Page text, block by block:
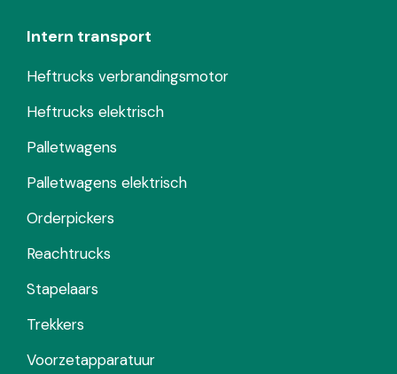
Intern transport
Heftrucks verbrandingsmotor
Heftrucks elektrisch
Palletwagens
Palletwagens elektrisch
Orderpickers
Reachtrucks
Stapelaars
Trekkers
Voorzetapparatuur